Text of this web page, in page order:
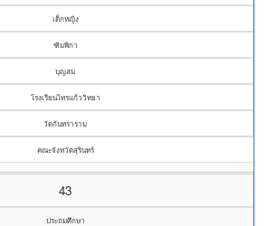
เด็กหญิง
ฑิมพิกา
บุญสม
โรงเรียนไทรแก้ววิทยา
วัดกันทราราม
คณะจังหวัดสุรินทร์
43
ประถมศึกษา